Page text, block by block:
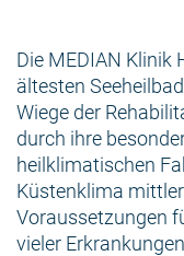
Die MEDIAN Klinik
ältesten
Wiege der
durch ihre
heilklimatischen
Küstenklima
Voraussetzungen
vieler